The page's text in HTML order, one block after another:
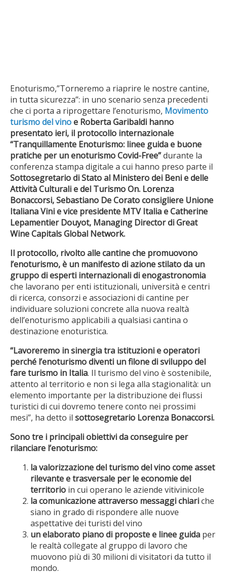
Enoturismo,”Torneremo a riaprire le nostre cantine,
in tutta sicurezza”: in uno scenario senza precedenti
che ci porta a riprogettare l’enoturismo, Movimento
turismo del vinoe Roberta Garibaldi hanno
presentato ieri, il protocollo internazionale
“Tranquillamente Enoturismo: linee guida e buone
pratiche per un enoturismo Covid-Free”durante la
conferenza stampa digitale a cui hanno preso parte il
Sottosegretario di Stato al Ministero dei Beni e delle
Attività Culturali e del Turismo On. Lorenza
Bonaccorsi, Sebastiano De Corato consigliere Unione
Italiana Vini e vice presidente MTV Italia e Catherine
Lepamentier Douyot, Managing Director di Great
Wine Capitals Global Network.
Il protocollo, rivolto alle cantine che promuovono
l’enoturismo, è un manifesto di azione stilato da un
gruppo di esperti internazionali di enogastronomia
che lavorano per enti istituzionali, università e centri
di ricerca, consorzi e associazioni di cantine per
individuare soluzioni concrete alla nuova realtà
dell’enoturismo applicabili a qualsiasi cantina o
destinazione enoturistica.
“Lavoreremo in sinergia tra istituzioni e operatori
perché l’enoturismo diventi un filone di sviluppo del
fare turismo in Italia. Il turismo del vino è sostenibile,
attento al territorio e non si lega alla stagionalità: un
elemento importante per la distribuzione dei flussi
turistici di cui dovremo tenere conto nei prossimi
mesi”, ha detto il sottosegretario Lorenza Bonaccorsi.
Sono tre i principali obiettivi da conseguire per
rilanciare l’enoturismo:
la valorizzazione del turismo del vino come asset
rilevante e trasversale per le economie del
territorio in cui operano le aziende vitivinicole
la comunicazione attraverso messaggi chiariche
siano in grado di rispondere alle nuove
aspettative dei turisti del vino
un elaborato piano di proposte e linee guida per
le realtà collegate al gruppo di lavoro che
muovono più di 30 milioni di visitatori da tutto il
mondo.